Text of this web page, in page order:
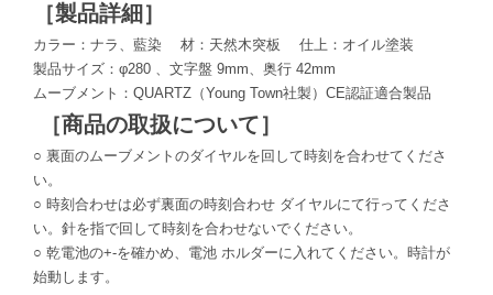
［製品詳細］
カラー：ナラ、藍染 材：天然木突板 仕上：オイル塗装
製品サイズ：φ280 、文字盤 9mm、奥行 42mm
ムーブメント：QUARTZ（Young Town社製 ）CE認証適合製品
［商品の取扱について］
○ 裏面のムーブメントのダイヤルを回して時刻を合わせてくださ
い。
○ 時刻合わせは必ず裏面の時刻合わせ ダイヤルにて行ってくださ
い。針を指で回して時刻を合わせないでください。
○ 乾電池の+-を確かめ、電池 ホルダーに入れてください。時計が
始動します。